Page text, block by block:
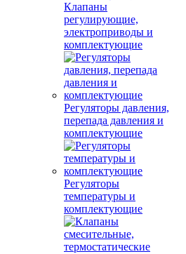
Клапаны
регулирующие,
электроприводы и
комплектующие
Регуляторы давления,
перепада давления и
комплектующие
Регуляторы
температуры и
комплектующие